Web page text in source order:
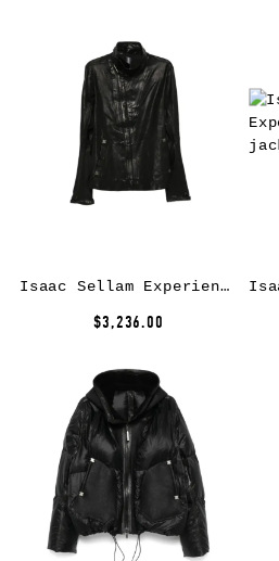
Isaac Sellam Experience zip-up leather jacket – Black
$3,236.00